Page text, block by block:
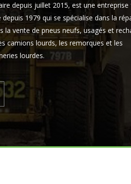
depuis juillet 2015, est une entreprise
depuis 1979 qui se spécialise dans la
la vente de pneus neufs, usagés et
camions lourds, les remorques et les
lourdes.